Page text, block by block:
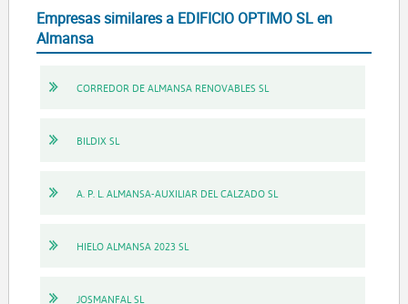
Empresas similares a EDIFICIO OPTIMO SL en
Almansa
CORREDOR DE ALMANSA RENOVABLES SL
BILDIX SL
A. P. L. ALMANSA-AUXILIAR DEL CALZADO SL
HIELO ALMANSA 2023 SL
JOSMANFAL SL